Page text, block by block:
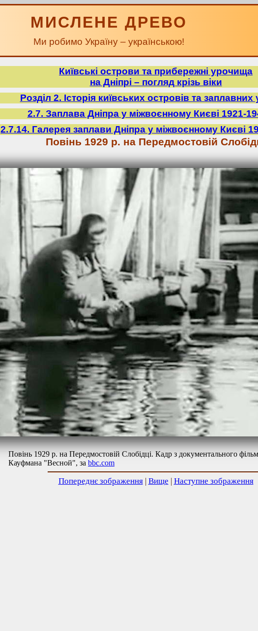
МИСЛЕНЕ ДРЕВО
Ми робимо Україну – українською!
Київські острови та прибережні урочища
на Дніпрі – погляд крізь віки
Розділ 2. Історія київських островів та
2.7. Заплава Дніпра у міжвоєнному Києві 1921-
2.7.14. Галерея заплави Дніпра у міжвоєнному Києві
Повінь 1929 р. на Передмостовій
Повінь 1929 р. на Передмостовій Слобідці. Кадр з документального
Кауфмана "Весной", за bbc.com
Попереднє зображення| Вище | Наступне зображення